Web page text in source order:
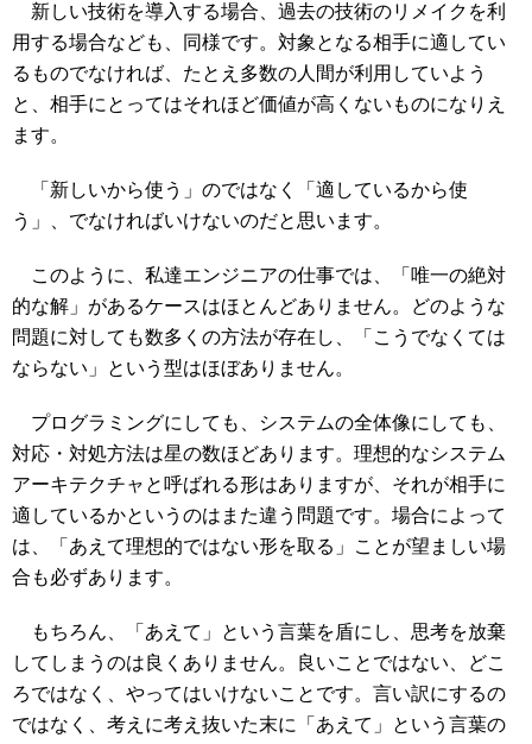
新しい技術を導入する場合、過去の技術のリメイクを利
用する場合なども、同様です。対象となる相手に適してい
るものでなければ、たとえ多数の人間が利用していよう
と、相手にとってはそれほど価値が高くないものになりえ
ます。
「新しいから使う」のではなく「適しているから使
う」、でなければいけないのだと思います。
このように、私達エンジニアの仕事では、「唯一の絶対
的な解」があるケースはほとんどありません。どのような
問題に対しても数多くの方法が存在し、「こうでなくては
ならない」という型はほぼありません。
プログラミングにしても、システムの全体像にしても、
対応・対処方法は星の数ほどあります。理想的なシステム
アーキテクチャと呼ばれる形はありますが、それが相手に
適しているかというのはまた違う問題です。場合によって
は、「あえて理想的ではない形を取る」ことが望ましい場
合も必ずあります。
もちろん、「あえて」という言葉を盾にし、思考を放棄
してしまうのは良くありません。良いことではない、どこ
ろではなく、やってはいけないことです。言い訳にするの
ではなく、考えに考え抜いた末に「あえて」という言葉の